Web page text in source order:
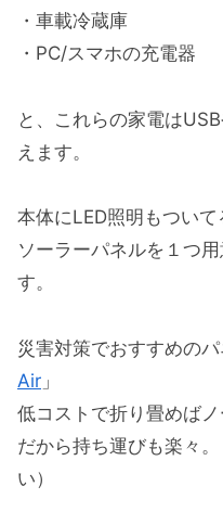
・車載冷蔵庫
・PC/スマホの充電器
と、これらの家電は
えます。
本体にLED照明もついて
ソーラーパネルを１つ
す。
災害対策でおすすめの
Air 」
低コストで折り畳めば
だから持ち運びも楽々
い）